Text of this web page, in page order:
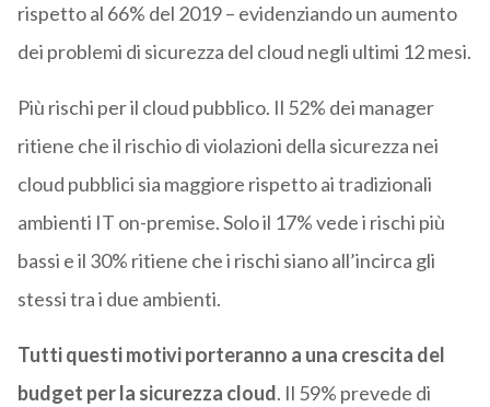
rispetto al 66% del 2019 – evidenziando un aumento
dei problemi di sicurezza del cloud negli ultimi 12 mesi.
Più rischi per il cloud pubblico. Il 52% dei manager
ritiene che il rischio di violazioni della sicurezza nei
cloud pubblici sia maggiore rispetto ai tradizionali
ambienti IT on-premise. Solo il 17% vede i rischi più
bassi e il 30% ritiene che i rischi siano all’incirca gli
stessi tra i due ambienti.
Tutti questi motivi porteranno a una crescita del
budget per la sicurezza cloud. Il 59% prevede di